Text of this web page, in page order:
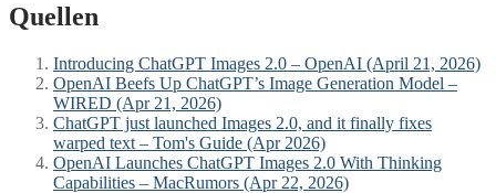
Quellen
Introducing ChatGPT Images 2.0 – OpenAI (April 21, 2026)
OpenAI Beefs Up ChatGPT’s Image Generation Model –
WIRED (Apr 21, 2026)
ChatGPT just launched Images 2.0, and it finally fixes
warped text – Tom's Guide (Apr 2026)
OpenAI Launches ChatGPT Images 2.0 With Thinking
Capabilities – MacRumors (Apr 22, 2026)